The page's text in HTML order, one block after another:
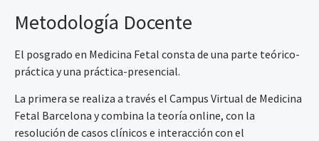
Metodología Docente
El posgrado en Medicina Fetal consta de una parte teórico-
práctica y una práctica-presencial.
La primera se realiza a través el Campus Virtual de Medicina
Fetal Barcelona y combina la teoría online, con la
resolución de casos clínicos e interacción con el